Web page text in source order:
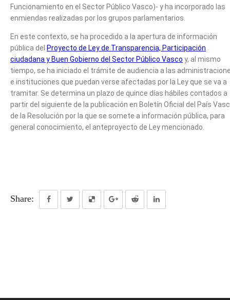
Funcionamiento en el Sector Público Vasco)- y ha incorporado las
enmiendas realizadas por los grupos parlamentarios.
En este contexto, se ha procedido a la apertura de información
pública del Proyecto de Ley de Transparencia, Participación
ciudadana y Buen Gobierno del Sector Público Vasco y, al mismo
tiempo, se ha iniciado el trámite de audiencia a las
e instituciones que puedan verse afectadas por la Ley que se va a
tramitar. Se determina un plazo de quince días hábiles contados a
partir del siguiente de la publicación en Boletín Oficial del País
de la Resolución por la que se somete a información pública, para
general conocimiento, el anteproyecto de Ley mencionado.
Share: